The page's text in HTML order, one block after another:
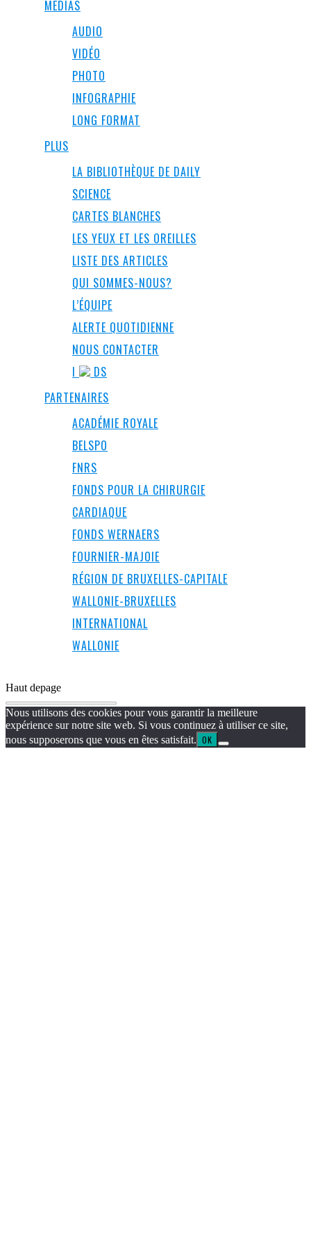
MEDIAS
AUDIO
VIDÉO
PHOTO
INFOGRAPHIE
LONG FORMAT
PLUS
LA BIBLIOTHÈQUE DE DAILY
SCIENCE
CARTES BLANCHES
LES YEUX ET LES OREILLES
LISTE DES ARTICLES
QUI SOMMES-NOUS?
L’ÉQUIPE
ALERTE QUOTIDIENNE
NOUS CONTACTER
I
DS
PARTENAIRES
ACADÉMIE ROYALE
BELSPO
FNRS
FONDS POUR LA CHIRURGIE
CARDIAQUE
FONDS WERNAERS
FOURNIER-MAJOIE
RÉGION DE BRUXELLES-CAPITALE
WALLONIE-BRUXELLES
INTERNATIONAL
WALLONIE
Haut depage
Nous utilisons des cookies pour vous garantir la meilleure
expérience sur notre site web. Si vous continuez à utiliser ce site,
nous supposerons que vous en êtes satisfait. OK